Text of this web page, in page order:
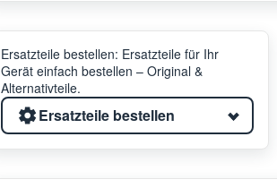
Ersatzteile bestellen: Ersatzteile für Ihr
Gerät einfach bestellen – Original &
Alternativteile.
Ersatzteile bestellen